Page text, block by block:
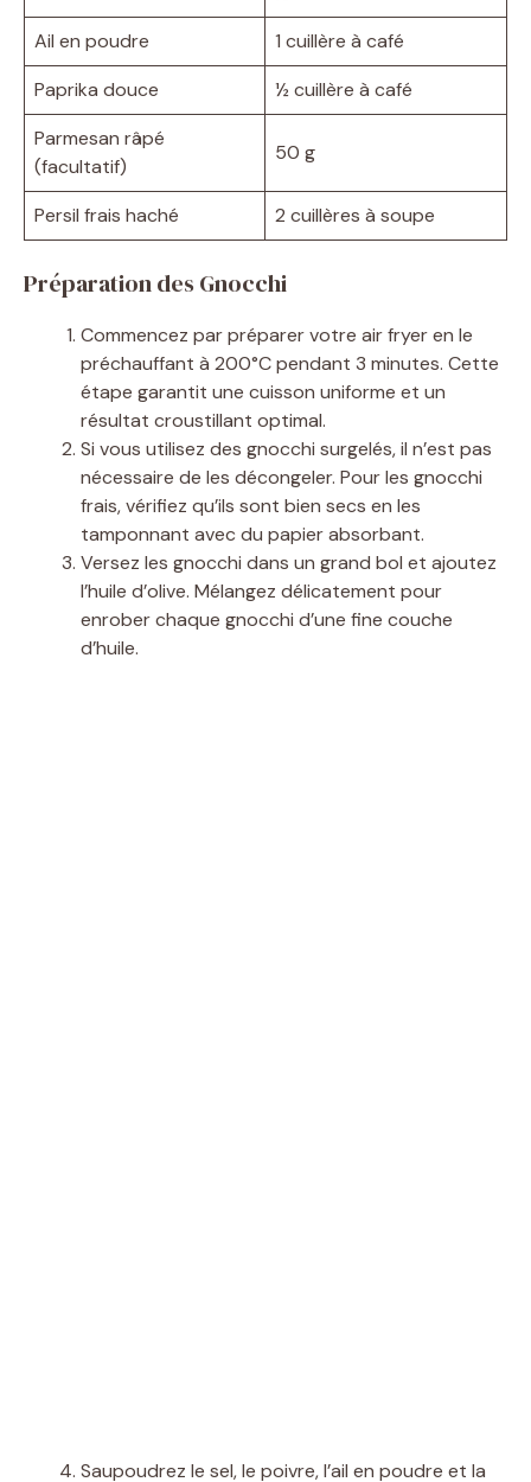
Ail en poudre
1 cuillère à café
Paprika douce
½ cuillère à café
Parmesan râpé
(facultatif)
50 g
Persil frais haché 2 cuillères à soupe
Préparation des Gnocchi
Commencez par préparer votre air fryer en le
préchauffant à 200°C pendant 3 minutes. Cette
étape garantit une cuisson uniforme et un
résultat croustillant optimal.
Si vous utilisez des gnocchi surgelés, il n’est pas
nécessaire de les décongeler. Pour les gnocchi
frais, vérifiez qu’ils sont bien secs en les
tamponnant avec du papier absorbant.
Versez les gnocchi dans un grand bol et ajoutez
l’huile d’olive. Mélangez délicatement pour
enrober chaque gnocchi d’une fine couche
d’huile.
Saupoudrez le sel, le poivre, l’ail en poudre et la